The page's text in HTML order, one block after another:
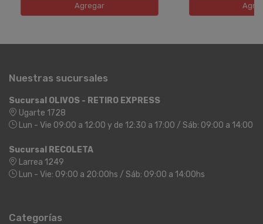
Agregar
Nuestras sucursales
Sucursal OLIVOS - RETIRO EXPRESS
Ugarte 1728
Lun - Vie 09:00 a 12:00 y de 12:30 a 17:00 / Sáb: 09:00 a 14:00
Sucursal RECOLETA
Larrea 1249
Lun - Vie: 09:00 a 20:00hs / Sáb: 09:00 a 14:00hs
Categorías